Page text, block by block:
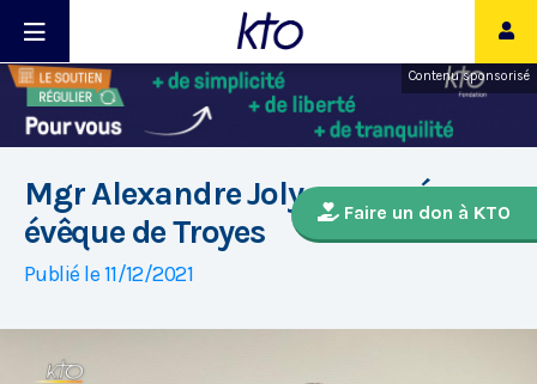
Contenu sponsorisé
Faire un don à KTO
Mgr Alexandre Joly, nommé
évêque de Troyes
Publié le 11/12/2021